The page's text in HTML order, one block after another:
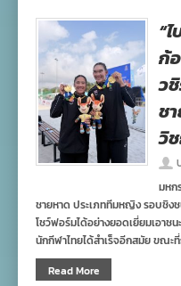
“
ก้
ว
ช
วิ
มหก
ชายหาด ประเภททีมหญิง รอบชิงช
โชว์ฟอร์มได้อย่างยอดเยี่ยมเอาช
นักกีฬาไทยได้สำเร็จอีกสมัย ขณ
Read More